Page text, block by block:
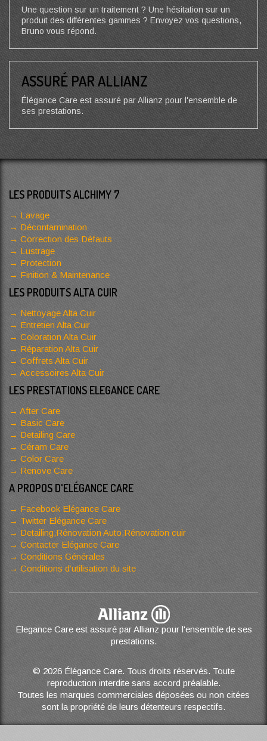
Une question sur un traitement ? Une hésitation sur un
produit des différentes gammes ? Envoyez vos questions,
Bruno vous répond.
ASSURÉ PAR ALLIANZ
Élégance Care est assuré par Allianz pour l'ensemble de
ses prestations.
LES PRODUITS ALCHIMY 7
Lavage
Décontamination
Correction des Défauts
Lustrage
Protection
Finition & Maintenance
LES PRODUITS ALTA CUIR
Nettoyage Alta Cuir
Entretien Alta Cuir
Coloration Alta Cuir
Réparation Alta Cuir
Coffrets Alta Cuir
Accessoires Alta Cuir
LES PRESTATIONS ELEGANCE CARE
After Care
Basic Care
Detailing Care
Céram Care
Color Care
Renove Care
A PROPOS D'ELÉGANCE CARE
Facebook Elégance Care
Twitter Elégance Care
Detailing,Rénovation Auto,Rénovation cuir
Contacter Elégance Care
Conditions Générales
Conditions d’utilisation du site
Elegance Care est assuré par Allianz pour l'ensemble de ses
prestations.
© 2026 Élégance Care. Tous droits réservés. Toute
reproduction interdite sans accord préalable.
Toutes les marques commerciales déposées ou non citées
sont la propriété de leurs détenteurs respectifs.